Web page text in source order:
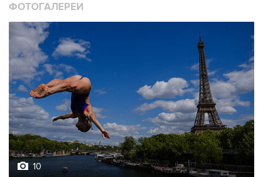
ФОТОГАЛЕРЕИ
10